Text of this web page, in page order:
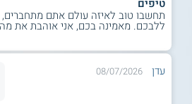
למידה מעשית במרכז
בשטח, וסיורים חינוכיים.
עם אתגרים מורכבים
אימוץ גישה חינוכית-
לכל תלמיד, הכלה,
טיפים
תחשבו טוב לאיזה עולם אתם מתחברים,
ללבכם. מאמינה בכם, אני אוהבת את
עדן 08/07/2026